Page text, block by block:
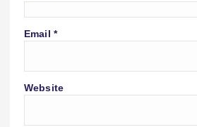
Email *
Website